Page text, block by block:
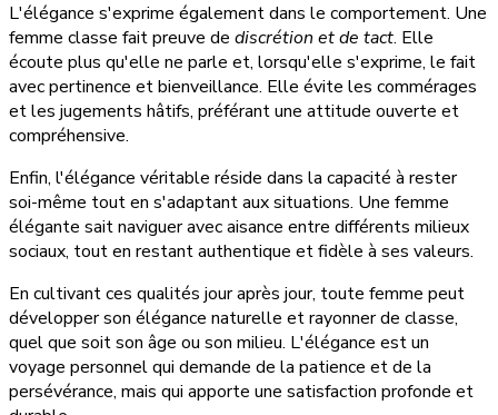
L'élégance s'exprime également dans le comportement. Une
femme classe fait preuve de discrétion et de tact. Elle
écoute plus qu'elle ne parle et, lorsqu'elle s'exprime, le fait
avec pertinence et bienveillance. Elle évite les commérages
et les jugements hâtifs, préférant une attitude ouverte et
compréhensive.
Enfin, l'élégance véritable réside dans la capacité à rester
soi-même tout en s'adaptant aux situations. Une femme
élégante sait naviguer avec aisance entre différents milieux
sociaux, tout en restant authentique et fidèle à ses valeurs.
En cultivant ces qualités jour après jour, toute femme peut
développer son élégance naturelle et rayonner de classe,
quel que soit son âge ou son milieu. L'élégance est un
voyage personnel qui demande de la patience et de la
persévérance, mais qui apporte une satisfaction profonde et